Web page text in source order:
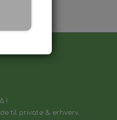
!
til private & erhverv.